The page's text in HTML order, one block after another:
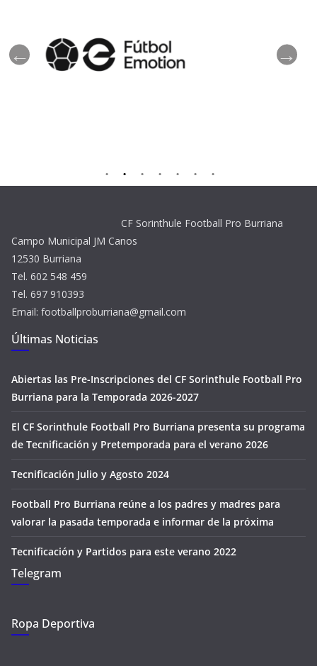
CF Sorinthule Football Pro Burriana
Campo Municipal JM Canos
12530 Burriana
Tel. 602 548 459
Tel. 697 910393
Email: footballproburriana@gmail.com
Últimas Noticias
Abiertas las Pre-Inscripciones del CF Sorinthule Football Pro
Burriana para la Temporada 2026-2027
El CF Sorinthule Football Pro Burriana presenta su programa
de Tecnificación y Pretemporada para el verano 2026
Tecnificación Julio y Agosto 2024
Football Pro Burriana reúne a los padres y madres para
valorar la pasada temporada e informar de la próxima
Tecnificación y Partidos para este verano 2022
Telegram
Ropa Deportiva